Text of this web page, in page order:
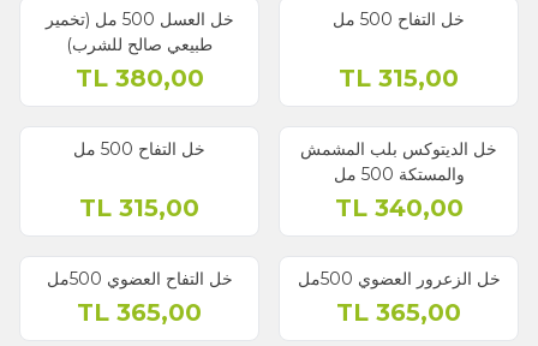
خل التفاح 500 مل
315,00
خل العسل 500 مل (تخمير
طبيعي صالح للشرب)
380,00
TL
خل الديتوكس بلب المشمش
والمستكة 500 مل
340,00
TL
خل التفاح 500 مل
315,00
خل الزعرور العضوي 500مل
365,00
خل التفاح العضوي 500مل
365,00